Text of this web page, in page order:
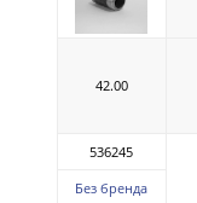
42.00
536245
Без бренда